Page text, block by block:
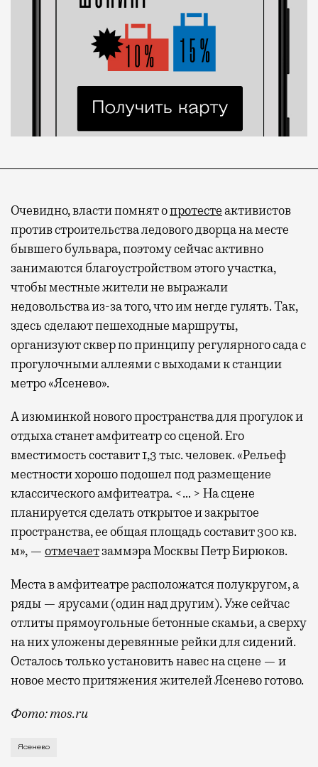
Очевидно, власти помнят опротестеактивистов
против строительства ледового дворца на месте
бывшего бульвара, поэтому сейчас активно
занимаются благоустройством этого участка,
чтобы местные жители не выражали
недовольства из-за того, что им негде гулять. Так,
здесь сделают пешеходные маршруты,
организуют сквер по принципу регулярного сада с
прогулочными аллеями с выходами к станции
метро «Ясенево».
А изюминкой нового пространства для прогулок и
отдыха станет амфитеатр со сценой. Его
вместимость составит 1,3 тыс. человек. «Рельеф
местности хорошо подошел под размещение
классического амфитеатра. <… > На сцене
планируется сделать открытое и закрытое
пространства, ее общая площадь составит 300 кв.
м», — отмечаетзаммэра Москвы Петр Бирюков.
Места в амфитеатре расположатся полукругом, а
ряды — ярусами (один над другим). Уже сейчас
отлиты прямоугольные бетонные скамьи, а сверху
на них уложены деревянные рейки для сидений.
Осталось только установить навес на сцене — и
новое место притяжения жителей Ясенево готово.
Фото: mos.ru
Он расположится возле недавно достроенного
Ясенево